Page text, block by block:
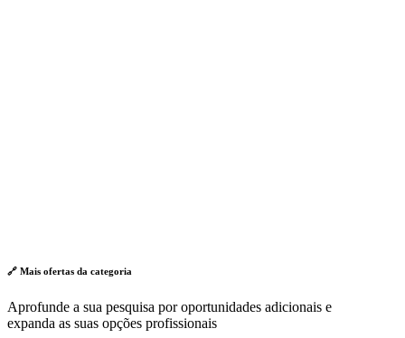
🔗 Mais ofertas da categoria
Aprofunde a sua pesquisa por oportunidades adicionais e
expanda as suas opções profissionais